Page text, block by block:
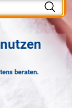
beraten.